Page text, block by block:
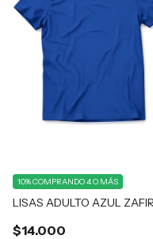
LISAS ADULTO AZUL
$14.000
10%COMPRANDO 4 O MÁS